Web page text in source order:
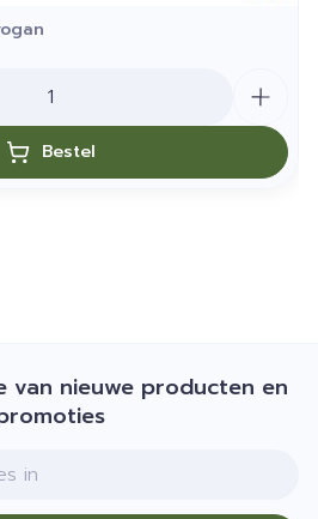
Bestel
van nieuwe producten en